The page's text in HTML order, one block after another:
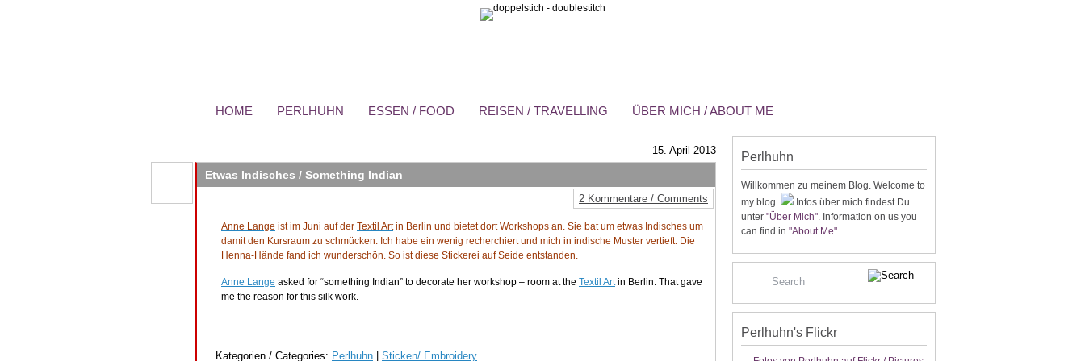
HOME PERLHUHN ESSEN / FOOD REISEN / TRAVELLING ÜBER MICH / ABOUT ME
Perlhuhn
Willkommen zu meinem Blog. Welcome to
my blog.
Infos über mich findest Du
unter "Über Mich". Information on us you
can find in "About Me".
Perlhuhn's Flickr
15. April 2013
Etwas Indisches / Something Indian
2 Kommentare / Comments
Anne Lange ist im Juni auf der Textil Artin Berlin und bietet dort Workshops an. Sie bat um etwas Indisches um
damit den Kursraum zu schmücken. Ich habe ein wenig recherchiert und mich in indische Muster vertieft. Die
Henna-Hände fand ich wunderschön. So ist diese Stickerei auf Seide entstanden.
Anne Lange asked for “something Indian” to decorate her workshop – room at the Textil Artin Berlin. That gave
me the reason for this silk work.
Kategorien / Categories: Perlhuhn Sticken/ Embroidery